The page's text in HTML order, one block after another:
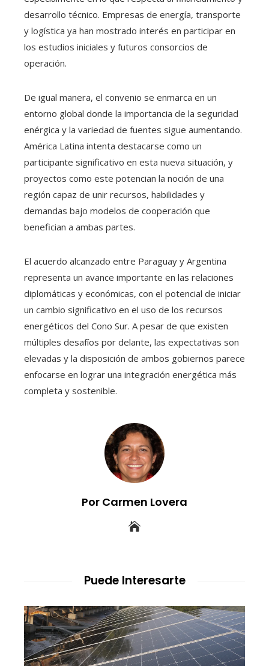
desarrollo técnico. Empresas de energía, transporte
y logística ya han mostrado interés en participar en
los estudios iniciales y futuros consorcios de
operación.
De igual manera, el convenio se enmarca en un
entorno global donde la importancia de la seguridad
enérgica y la variedad de fuentes sigue aumentando.
América Latina intenta destacarse como un
participante significativo en esta nueva situación, y
proyectos como este potencian la noción de una
región capaz de unir recursos, habilidades y
demandas bajo modelos de cooperación que
benefician a ambas partes.
El acuerdo alcanzado entre Paraguay y Argentina
representa un avance importante en las relaciones
diplomáticas y económicas, con el potencial de iniciar
un cambio significativo en el uso de los recursos
energéticos del Cono Sur. A pesar de que existen
múltiples desafíos por delante, las expectativas son
elevadas y la disposición de ambos gobiernos parece
enfocarse en lograr una integración energética más
completa y sostenible.
Por Carmen Lovera
Puede Interesarte